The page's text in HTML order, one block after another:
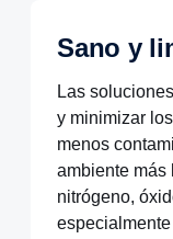
Sano y
Las
y minimizar
menos
ambiente más
nitrógeno,